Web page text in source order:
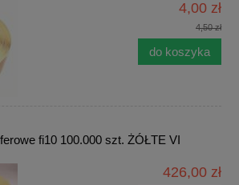
4,00 zł
4,50 zł
do koszyka
fi10 100.000 szt. ŻÓŁTE VI
426,00 zł